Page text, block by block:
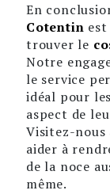
En
Cotentin
trouver le
Notre
le service
idéal pour
aspect de
Visitez-nous
aider à
de la noce
même.